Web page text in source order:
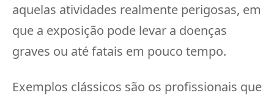
aquelas atividades realmente perigosas, em
que a exposição pode levar a doenças
graves ou até fatais em pouco tempo.
Exemplos clássicos são os profissionais que